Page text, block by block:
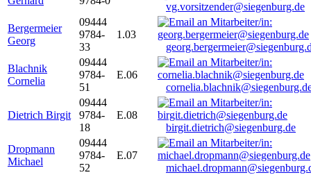
vg.vorsitzender@siegenburg.de
Bergermeier
Georg
09444
9784-
33
1.03
Blachnik
Cornelia
09444
9784-
51
E.06
Dietrich Birgit
09444
9784-
18
E.08
birgit.dietrich@siegenburg.de
Dropmann
Michael
09444
9784-
52
E.07